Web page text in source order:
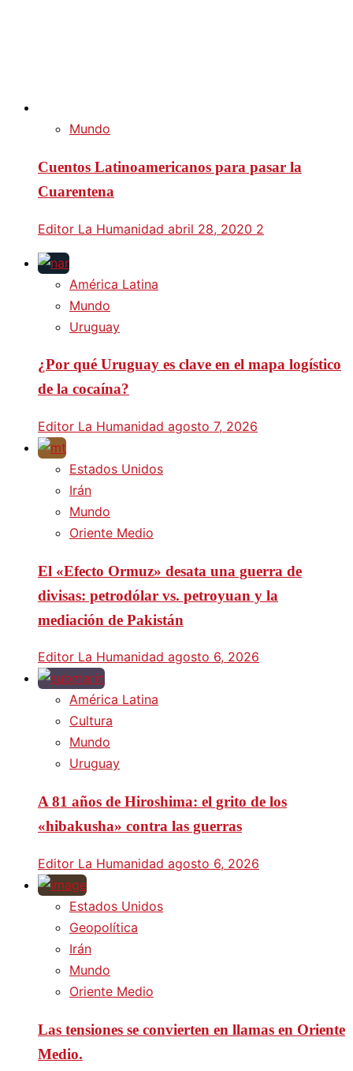
Mundo
Cuentos Latinoamericanos para pasar la
Cuarentena
Editor La Humanidad abril 28, 2020 2
América Latina
Mundo
Uruguay
¿Por qué Uruguay es clave en el mapa logístico
de la cocaína?
Editor La Humanidad agosto 7, 2026
Estados Unidos
Irán
Mundo
Oriente Medio
El «Efecto Ormuz» desata una guerra de
divisas: petrodólar vs. petroyuan y la
mediación de Pakistán
Editor La Humanidad agosto 6, 2026
América Latina
Cultura
Mundo
Uruguay
A 81 años de Hiroshima: el grito de los
«hibakusha» contra las guerras
Editor La Humanidad agosto 6, 2026
Estados Unidos
Geopolítica
Irán
Mundo
Oriente Medio
Las tensiones se convierten en llamas en Oriente
Medio.